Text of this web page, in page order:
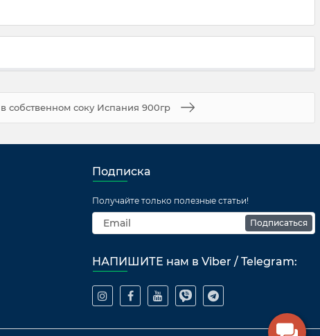
собственном соку Испания 900гр
Подписка
Получайте только полезные статьи!
Подписаться
НАПИШИТЕ нам в Viber / Telegram: